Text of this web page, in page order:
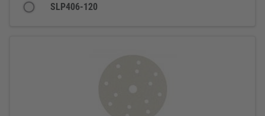
SLP406-120